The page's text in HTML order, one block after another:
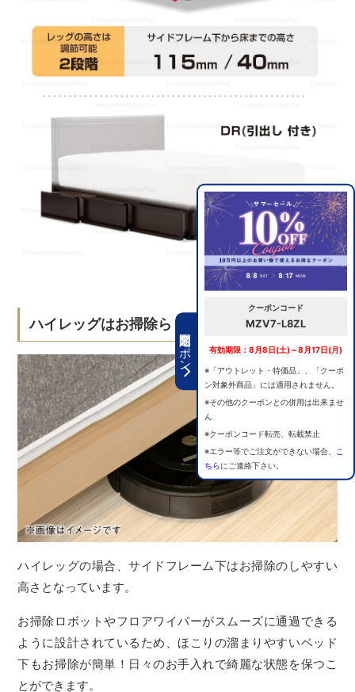
期間限定クーポン
クーポンコード
MZV7-L8ZL
有効期限：8月8日(土)～8月17日(月)
※「アウトレット・特価品」、「クーポ
ン対象外商品」には適用されません。
※その他のクーポンとの併用は出来ませ
ん
※クーポンコード転売、転載禁止
※エラー等でご注文ができない場合、
こ
ちらにご連絡下さい。
ハイレッグはお掃除らくらく
ハイレッグの場合、サイドフレーム下はお掃除のしやすい
高さとなっています。
お掃除ロボットやフロアワイパーがスムーズに通過できる
ように設計されているため、ほこりの溜まりやすいベッド
下もお掃除が簡単！日々のお手入れで綺麗な状態を保つこ
とができます。